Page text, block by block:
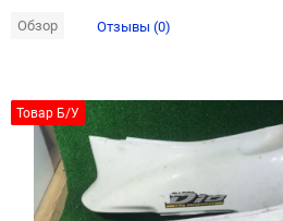
Обзор Отзывы (0)
Товар Б/У